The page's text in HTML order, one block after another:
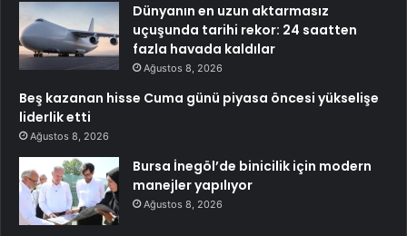
Dünyanın en uzun aktarmasız
uçuşunda tarihi rekor: 24 saatten
fazla havada kaldılar
Ağustos 8, 2026
Beş kazanan hisse Cuma günü piyasa öncesi yükselişe
liderlik etti
Ağustos 8, 2026
Bursa İnegöl’de binicilik için modern
manejler yapılıyor
Ağustos 8, 2026